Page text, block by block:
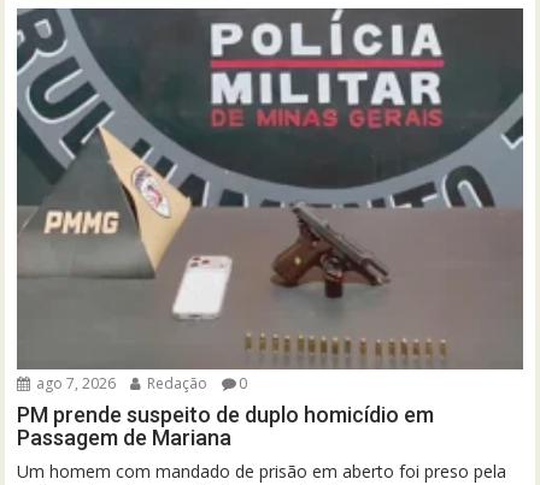
ago 7, 2026 Redação 0
PM prende suspeito de duplo homicídio em
Passagem de Mariana
Um homem com mandado de prisão em aberto foi preso pela